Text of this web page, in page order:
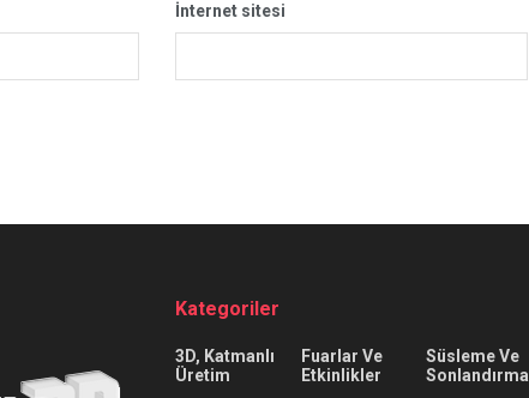
İnternet sitesi
Kategoriler
3D, Katmanlı
Üretim
Fuarlar Ve
Etkinlikler
Süsleme Ve
Sonlandırma